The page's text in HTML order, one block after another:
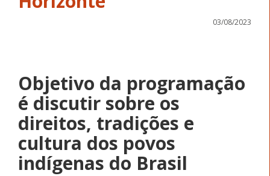
03/08/2023
Objetivo da programação
é discutir sobre os
direitos, tradições e
cultura dos povos
indígenas do Brasil